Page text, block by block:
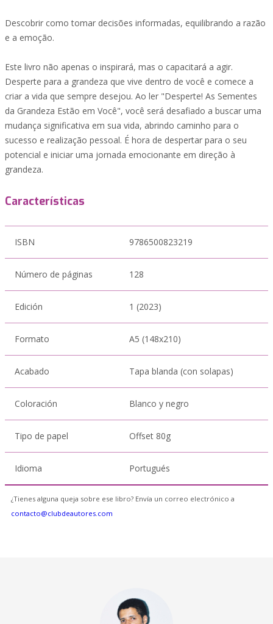
Descobrir como tomar decisões informadas, equilibrando a razão
e a emoção.
Este livro não apenas o inspirará, mas o capacitará a agir.
Desperte para a grandeza que vive dentro de você e comece a
criar a vida que sempre desejou. Ao ler "Desperte! As Sementes
da Grandeza Estão em Você", você será desafiado a buscar uma
mudança significativa em sua vida, abrindo caminho para o
sucesso e realização pessoal. É hora de despertar para o seu
potencial e iniciar uma jornada emocionante em direção à
grandeza.
Características
ISBN 9786500823219
Número de páginas 128
Edición 1 (2023)
Formato A5 (148x210)
Acabado Tapa blanda (con solapas)
Coloración Blanco y negro
Tipo de papel Offset 80g
Idioma Portugués
¿Tienes alguna queja sobre ese libro? Envía un correo electrónico a
contacto@clubdeautores.com